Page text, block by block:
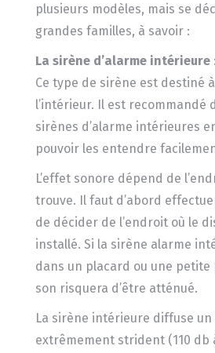
plusieurs modèles, mais se
grandes familles, à savoir :
La sirène d’alarme intérieure:
Ce type de sirène est destiné
l’intérieur. Il est recommandé
sirènes d’alarme intérieures
pouvoir les entendre
L’effet sonore dépend de
trouve. Il faut d’abord
de décider de l’endroit où le
installé. Si la sirène alarme
dans un placard ou une petite
son risquera d’être atténué.
La sirène intérieure diffuse un
extrêmement strident (110 db